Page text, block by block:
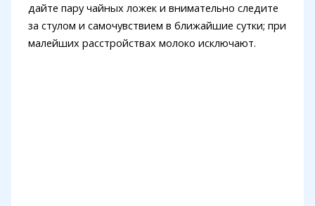
дайте пару чайных ложек и внимательно следите
за стулом и самочувствием в ближайшие сутки; при
малейших расстройствах молоко исключают.